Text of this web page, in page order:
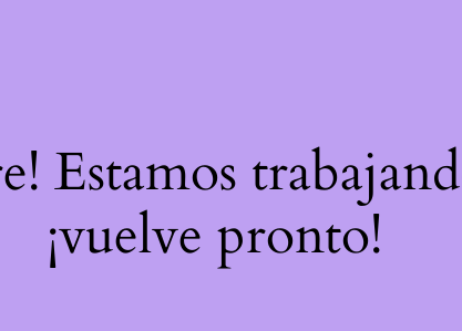
Estamos
¡vuelve pronto!